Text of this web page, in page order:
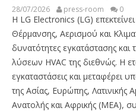
28/07/2026 press-room 0
Η LG Electronics (LG)
Θέρμανσης, Αερισμού και
δυνατότητες εγκατάστασης και
λύσεων HVAC της διεθνώς. Η
εγκαταστάσεις και μεταφέρει
της Ασίας, Ευρώπης, Λατινικής
Ανατολής και Αφρικής (MEA),